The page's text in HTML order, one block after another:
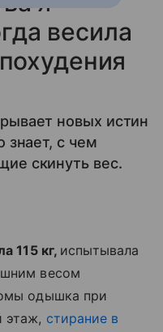
весила
новых истин
знает, с чем
скинуть вес.
115 кг, испытывала
весом
одышка при
этаж, стирание в